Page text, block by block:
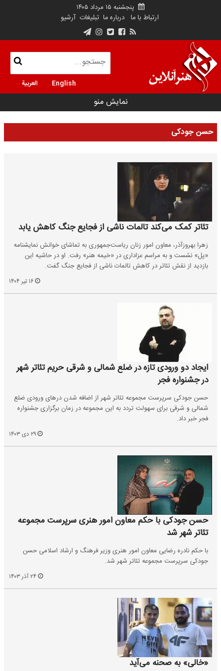
پنجشنبه ۱۵ مرداد ۱۴۰۵
ارتباط با ما درباره ما تبلیغات آرشیو
English العربية
نمایش منو
حسن جودکی
تئاتر کمک می‌کند تالمات ناشی از فجایع جنگ کاهش یابد
زهرا بهروزآذر، معاون امور زنان ریاست‌جمهوری به تماشای خوانش نمایشنامه
«پل» نشست و به مراسم عزاداری در «خیمه هنر» رفت. او در حاشیه این
بازدید از نقش تئاتر در کاهش تالمات ناشی از فجایع جنگ گفت.
ایجاد دو ورودی تازه در ضلع شمالی و شرقی حریم تئاتر شهر
در جشنواره فجر
حسن جودکی سرپرست مجموعه تئاتر شهر از اضافه شدن درهای ورودی ضلع
شمالی و شرقی برای سهولت تردد به این مجموعه در زمان برگزاری جشنواره
فجر خبر داد.
حسن جودکی با حکم معاون امور هنری سرپرست مجموعه
تئاتر شهر شد
با حکم نادره رضایی معاون امور هنری وزیر فرهنگ و ارشاد اسلامی حسن
جودکی سرپرست مجموعه تئاتر شهر شد.
«خالی» به صحنه می‌آید